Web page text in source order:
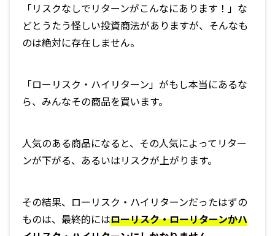
「リスクなしでリターンがこんなにあります！」な
どとうたう怪しい投資商法がありますが、そんなも
のは絶対に存在しません。
「ローリスク・ハイリターン」がもし本当にあるな
ら、みんなその商品を買います。
人気のある商品になると、その人気によってリター
ンが下がる、あるいはリスクが上がります。
その結果、ローリスク・ハイリターンだったはずの
ものは、最終的にはローリスク・ローリターンかハ